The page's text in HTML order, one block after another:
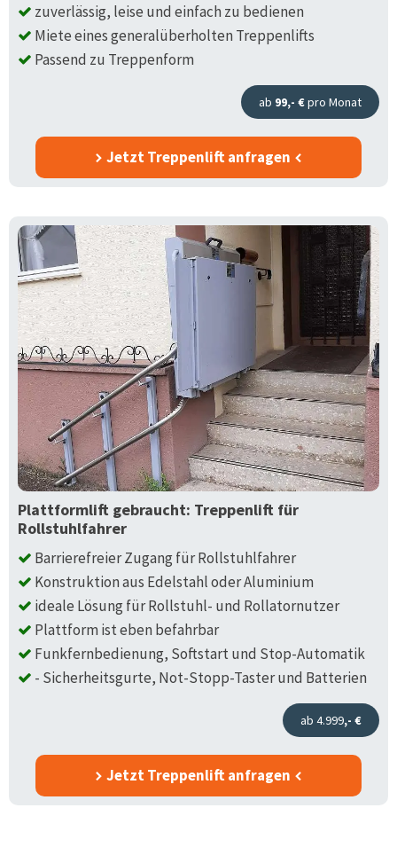
zuverlässig, leise und einfach zu bedienen
Miete eines generalüberholten Treppenlifts
Passend zu Treppenform
ab 99,- €pro Monat
Jetzt Treppenlift anfragen
Plattformlift gebraucht: Treppenlift für
Rollstuhlfahrer
Barrierefreier Zugang für Rollstuhlfahrer
Konstruktion aus Edelstahl oder Aluminium
ideale Lösung für Rollstuhl- und Rollatornutzer
Plattform ist eben befahrbar
Funkfernbedienung, Softstart und Stop-Automatik
- Sicherheitsgurte, Not-Stopp-Taster und Batterien
ab 4.999,- €
Jetzt Treppenlift anfragen